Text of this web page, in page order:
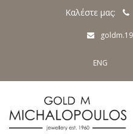
Καλέστε μας:
ENG